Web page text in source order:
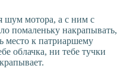
шум мотора, а с ним с
помаленьку накрапывать,
место к патриаршему
облачка, ни тебе тучки